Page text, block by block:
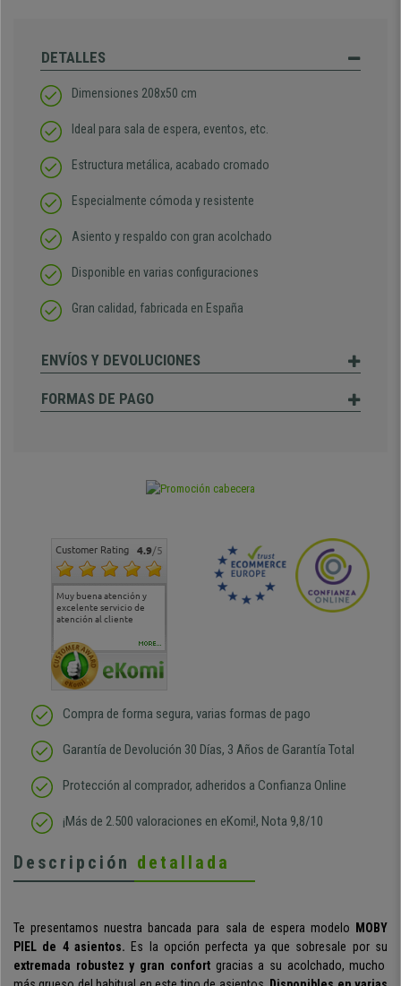
DETALLES
Dimensiones 208x50 cm
Ideal para sala de espera, eventos, etc.
Estructura metálica, acabado cromado
Especialmente cómoda y resistente
Asiento y respaldo con gran acolchado
Disponible en varias configuraciones
Gran calidad, fabricada en España
ENVÍOS Y DEVOLUCIONES
FORMAS DE PAGO
Customer Rating 4.9/5
Muy buena atención y
excelente servicio de
atención al cliente
Muy buena atención de
cara al asesoramiento
Si estoy contento
MORE...
Compra de forma segura, varias formas de pago
Garantía de Devolución 30 Días, 3 Años de Garantía Total
Protección al comprador, adheridos a Confianza Online
¡Más de 2.500 valoraciones en eKomi!, Nota 9,8/10
Descripción detallada
Te presentamos nuestra bancada para sala de espera modelo
MOBY
PIEL de 4 asientos. Es la opción perfecta ya que sobresale por su
extremada robustez y gran confortgracias a su acolchado, mucho